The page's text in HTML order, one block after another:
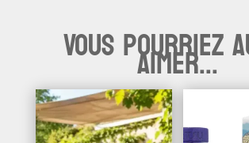
Vous pourriez
aimer...